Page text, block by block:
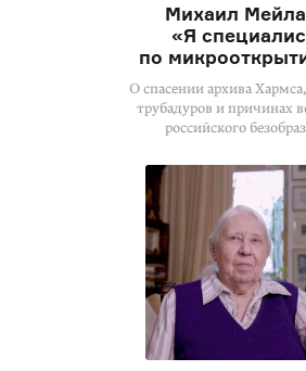
Михаил
«Я
по
О спасении архива
трубадуров и причинах
российского